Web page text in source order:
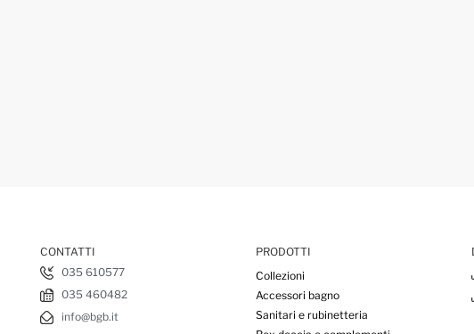
CONTATTI
035 610577
035 460482
info@bgb.it
PRODOTTI
Collezioni
Accessori bagno
Sanitari e rubinetteria